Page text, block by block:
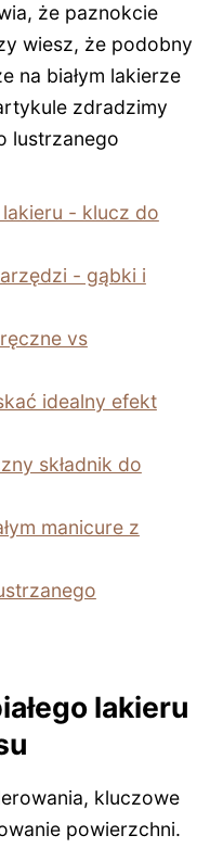
że paznokcie
wiesz, że podobny
na białym lakierze
zdradzimy
lustrzanego
- klucz do
- gąbki i
vs
idealny efekt
składnik do
manicure z
lakieru
kluczowe
powierzchni.